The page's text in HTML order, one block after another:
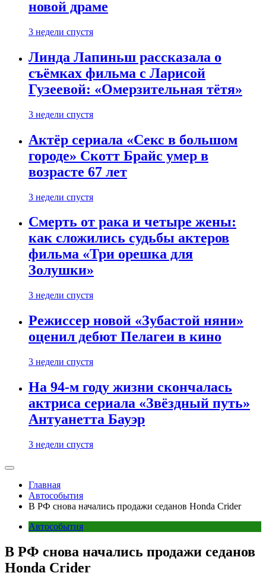
новой драме
3 недели спустя
Линда Лапиньш рассказала о
съёмках фильма с Ларисой
Гузеевой: «Омерзительная тётя»
3 недели спустя
Актёр сериала «Секс в большом
городе» Скотт Брайс умер в
возрасте 67 лет
3 недели спустя
Смерть от рака и четыре жены:
как сложились судьбы актеров
фильма «Три орешка для
Золушки»
3 недели спустя
Режиссер новой «Зубастой няни»
оценил дебют Пелагеи в кино
3 недели спустя
На 94-м году жизни скончалась
актриса сериала «Звёздный путь»
Антуанетта Бауэр
3 недели спустя
Главная
Автособытия
В РФ снова начались продажи седанов Honda Crider
Автособытия
В РФ снова начались продажи седанов
Honda Crider